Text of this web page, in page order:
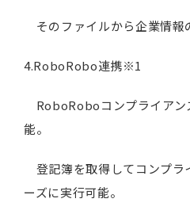
そのファイルから企業情報
4.RoboRobo連携※1
RoboRoboコンプライアン
能。
登記簿を取得してコンプラ
ーズに実行可能。